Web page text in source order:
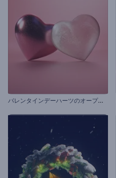
バ
レンタインデーハーツのオープニング動画